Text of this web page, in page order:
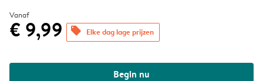
Vanaf
€ 9,99 offers Elke dag lage prijzen
Begin nu